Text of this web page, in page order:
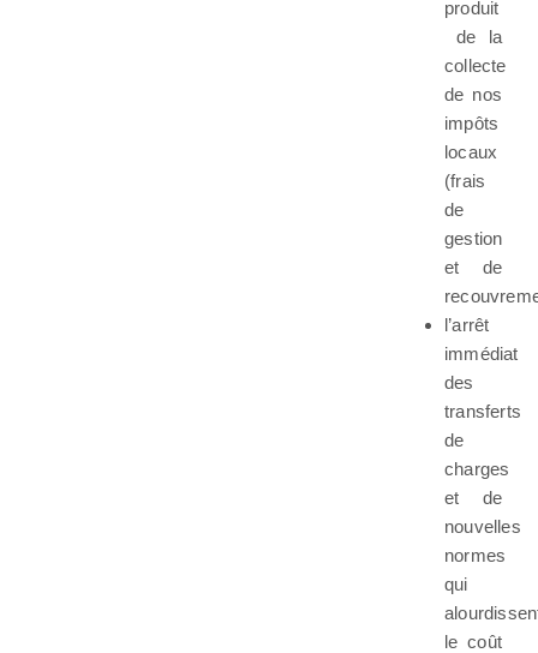
produit
de la
collecte
de nos
impôts
locaux
(frais
de
gestion
et de
l’arrêt
immédiat
des
transferts
de
charges
et de
nouvelles
normes
qui
le coût